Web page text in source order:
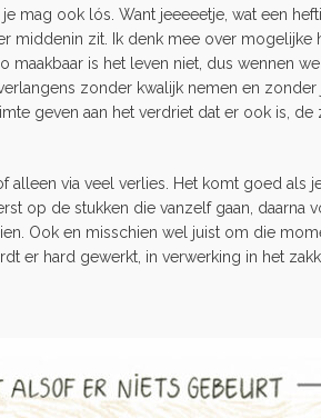
mag ook lós. Want jeeeeetje, wat een
middenin zit. Ik denk mee over mogelijke
is het leven niet, dus wennen
zonder kwalijk nemen en
geven aan het verdriet dat er ook is,
via veel verlies. Het komt goed als
op de stukken die vanzelf gaan, daarna
Ook en misschien wel juist om die
er hard gewerkt, in verwerking in het